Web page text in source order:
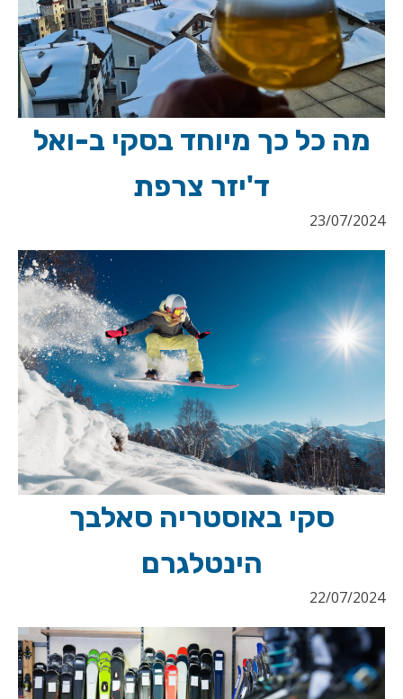
מה כל כך מיוחד בסקי ב-ואל
ד'יזר צרפת
23/07/2024
סקי באוסטריה סאלבך
הינטלגרם
22/07/2024